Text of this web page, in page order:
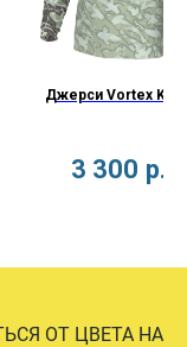
Джерси Vortex
3 300 р.
ОТ ЦВЕТА НА